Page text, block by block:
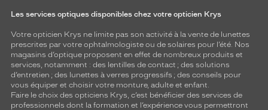
Les services optiques disponibles chez votre opticien Krys
Votre opticien Krys ne limite pas son activité à la vente de lunettes
prescrites par votre ophtalmologiste ou de solaires pour l’été. Nos
magasins d’optique proposent en effet de nombreux produits et
services, notamment : des lentilles de contact ; des solutions
d’entretien ; des lunettes à verres progressifs ; des conseils pour
vous équiper et choisir votre monture, adulte et enfant.
Faire le choix des opticiens Krys, c’est bénéficier des services de
professionnels dont la formation et l’expérience vous permettront